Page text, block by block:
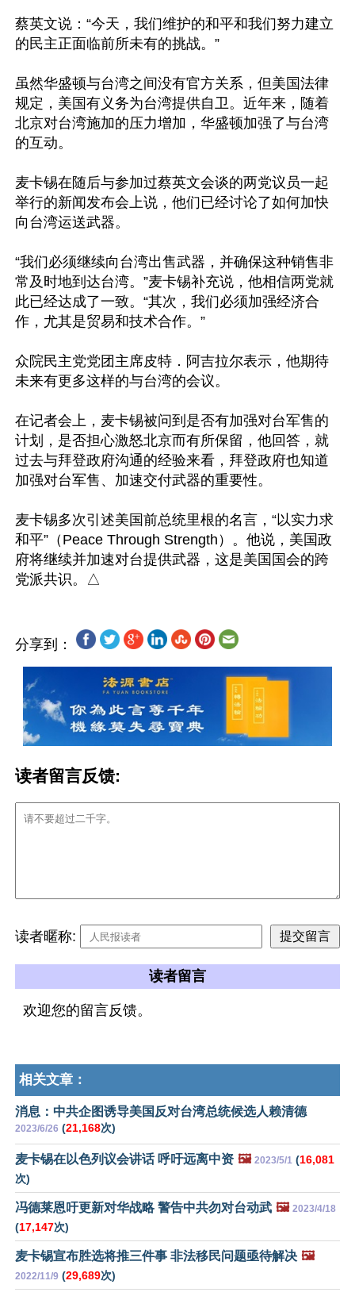
蔡英文说：“今天，我们维护的和平和我们努力建立
的民主正面临前所未有的挑战。”
虽然华盛顿与台湾之间没有官方关系，但美国法律
规定，美国有义务为台湾提供自卫。近年来，随着
北京对台湾施加的压力增加，华盛顿加强了与台湾
的互动。
麦卡锡在随后与参加过蔡英文会谈的两党议员一起
举行的新闻发布会上说，他们已经讨论了如何加快
向台湾运送武器。
“我们必须继续向台湾出售武器，并确保这种销售非
常及时地到达台湾。”麦卡锡补充说，他相信两党就
此已经达成了一致。“其次，我们必须加强经济合
作，尤其是贸易和技术合作。”
众院民主党党团主席皮特．阿吉拉尔表示，他期待
未来有更多这样的与台湾的会议。
在记者会上，麦卡锡被问到是否有加强对台军售的
计划，是否担心激怒北京而有所保留，他回答，就
过去与拜登政府沟通的经验来看，拜登政府也知道
加强对台军售、加速交付武器的重要性。
麦卡锡多次引述美国前总统里根的名言，“以实力求
和平”（Peace Through Strength）。他说，美国政
府将继续并加速对台提供武器，这是美国国会的跨
分享到：
读者留言反馈:
读者暱称:
读者留言
欢迎您的留言反馈。
相关文章：
消息：中共企图诱导美国反对台湾总统候选人赖清德
2023/6/26 (21,168次)
麦卡锡在以色列议会讲话 呼吁远离中资 🖼️ 2023/5/1 (16,081
次)
冯德莱恩吁更新对华战略 警告中共勿对台动武 🖼️ 2023/4/18
(17,147次)
麦卡锡宣布胜选将推三件事 非法移民问题亟待解决 🖼️
2022/11/9 (29,689次)